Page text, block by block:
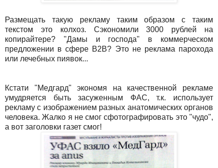
Размещать такую рекламу таким образом с таким
текстом это колхоз. Сэкономили 3000 рублей на
копирайтере? "Дамы и господа" в коммерческом
предложении в сфере B2B? Это не реклама парохода
или лечебных пиявок...
Кстати "Медгард" экономя на качественной рекламе
умудряется быть засуженным ФАС, т.к. использует
рекламу с изображением разных анатомических органов
человека. Жалко я не смог сфотографировать это "чудо",
а вот заголовки газет смог!